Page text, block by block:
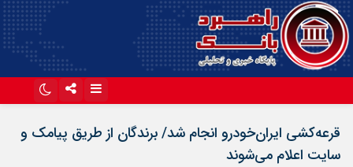
آپارات
قرعه‌کشی ایران‌خودرو انجام شد/ برندگان از طریق پیامک و
سایت اعلام می‌شوند